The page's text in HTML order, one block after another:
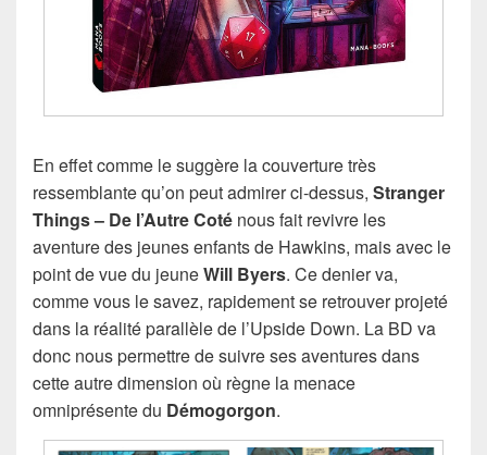
En effet comme le suggère la couverture très
ressemblante qu’on peut admirer ci-dessus, Stranger
Things – De l’Autre Coté nous fait revivre les
aventure des jeunes enfants de Hawkins, mais avec le
point de vue du jeuneWill Byers. Ce denier va,
comme vous le savez, rapidement se retrouver projeté
dans la réalité parallèle de l’Upside Down. La BD va
donc nous permettre de suivre ses aventures dans
cette autre dimension où règne la menace
omniprésente du Démogorgon.